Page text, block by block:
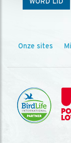
Onze sites